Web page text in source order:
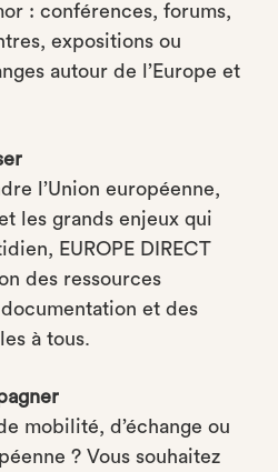
: conférences, forums,
expositions ou
autour de l’Europe et
l’Union européenne,
les grands enjeux qui
EUROPE DIRECT
des ressources
et des
à tous.
mobilité, d’échange ou
? Vous souhaitez